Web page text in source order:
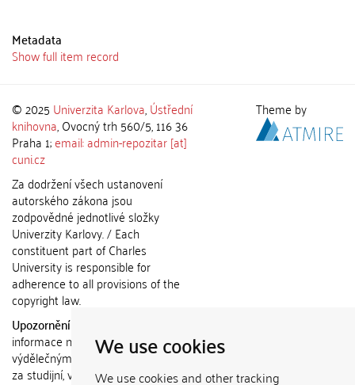
We use cookies
We use cookies and other tracking
Metadata
Show full item record
© 2025 Univerzita Karlova,Ústřední
knihovna, Ovocný trh 560/5, 116 36
Praha 1;email: admin-repozitar [at]
cuni.cz
Za dodržení všech ustanovení
autorského zákona jsou
zodpovědné jednotlivé složky
Univerzity Karlovy. / Each
constituent part of Charles
University is responsible for
adherence to all provisions of the
copyright law.
Upozornění / Notice:
informace nemohou být použity k
výdělečným účelům nebo vydávány
za studijní, vědeckou nebo jinou
Theme by